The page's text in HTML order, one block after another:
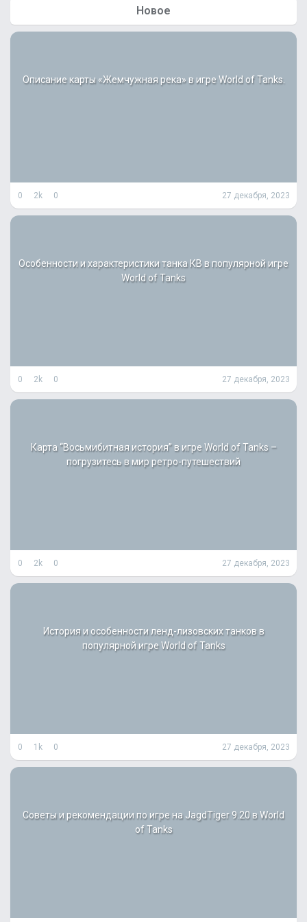
и
Новое
Описание карты «Жемчужная река» в игре World of Tanks.
0 2k 0 27 декабря, 2023
Особенности и характеристики танка КВ в популярной игре
World of Tanks
0 2k 0 27 декабря, 2023
Карта “Восьмибитная история” в игре World of Tanks –
погрузитесь в мир ретро-путешествий
0 2k 0 27 декабря, 2023
История и особенности ленд-лизовских танков в
популярной игре World of Tanks
0 1k 0 27 декабря, 2023
Советы и рекомендации по игре на JagdTiger 9.20 в World
of Tanks